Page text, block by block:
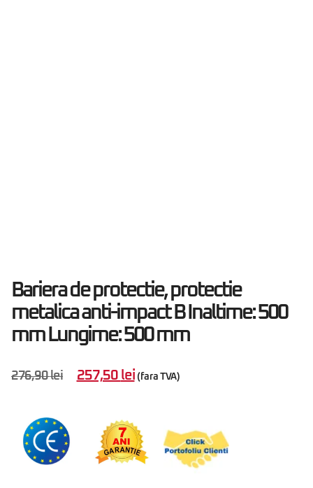
Bariera de protectie, protectie
metalica anti-impact B Inaltime: 500
mm Lungime: 500 mm
276,90lei 257,50 lei (fara TVA)